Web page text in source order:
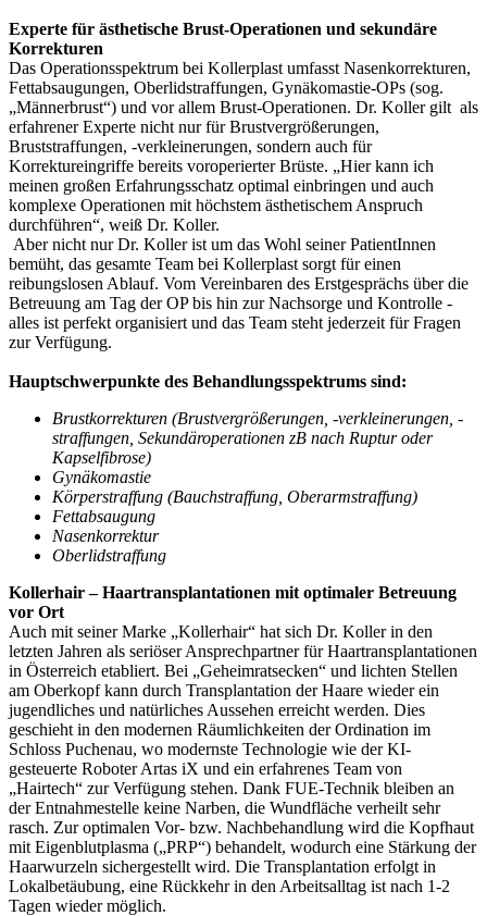
Experte für ästhetische Brust-Operationen und sekundäre
Korrekturen
Das Operationsspektrum bei Kollerplast umfasst Nasenkorrekturen,
Fettabsaugungen, Oberlidstraffungen, Gynäkomastie-OPs (sog.
„Männerbrust“) und vor allem Brust-Operationen. Dr. Koller gilt als
erfahrener Experte nicht nur für Brustvergrößerungen,
Bruststraffungen, -verkleinerungen, sondern auch für
Korrektureingriffe bereits voroperierter Brüste. „Hier kann ich
meinen großen Erfahrungsschatz optimal einbringen und auch
komplexe Operationen mit höchstem ästhetischem Anspruch
durchführen“, weiß Dr. Koller.
Aber nicht nur Dr. Koller ist um das Wohl seiner PatientInnen
bemüht, das gesamte Team bei Kollerplast sorgt für einen
reibungslosen Ablauf. Vom Vereinbaren des Erstgesprächs über die
Betreuung am Tag der OP bis hin zur Nachsorge und Kontrolle -
alles ist perfekt organisiert und das Team steht jederzeit für Fragen
zur Verfügung.
Hauptschwerpunkte des Behandlungsspektrums sind:
Brustkorrekturen (Brustvergrößerungen, -verkleinerungen, -
straffungen, Sekundäroperationen zB nach Ruptur oder
Kapselfibrose)
Gynäkomastie
Körperstraffung (Bauchstraffung, Oberarmstraffung)
Fettabsaugung
Nasenkorrektur
Oberlidstraffung
Kollerhair – Haartransplantationen mit optimaler Betreuung
vor Ort
Auch mit seiner Marke „Kollerhair“ hat sich Dr. Koller in den
letzten Jahren als seriöser Ansprechpartner für Haartransplantationen
in Österreich etabliert. Bei „Geheimratsecken“ und lichten Stellen
am Oberkopf kann durch Transplantation der Haare wieder ein
jugendliches und natürliches Aussehen erreicht werden. Dies
geschieht in den modernen Räumlichkeiten der Ordination im
Schloss Puchenau, wo modernste Technologie wie der KI-
gesteuerte Roboter Artas iX und ein erfahrenes Team von
„Hairtech“ zur Verfügung stehen. Dank FUE-Technik bleiben an
der Entnahmestelle keine Narben, die Wundfläche verheilt sehr
rasch. Zur optimalen Vor- bzw. Nachbehandlung wird die Kopfhaut
mit Eigenblutplasma („PRP“) behandelt, wodurch eine Stärkung der
Haarwurzeln sichergestellt wird. Die Transplantation erfolgt in
Lokalbetäubung, eine Rückkehr in den Arbeitsalltag ist nach 1-2
Tagen wieder möglich.